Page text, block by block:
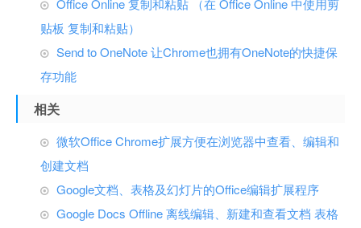
Office Online 复制和粘贴 （在 Office Online 中使用剪
贴板 复制和粘贴）
Send to OneNote 让Chrome也拥有OneNote的快捷保
存功能
相关
微软Office Chrome扩展方便在浏览器中查看、编辑和
创建文档
Google文档、表格及幻灯片的Office编辑扩展程序
Google Docs Offline 离线编辑、新建和查看文档 表格